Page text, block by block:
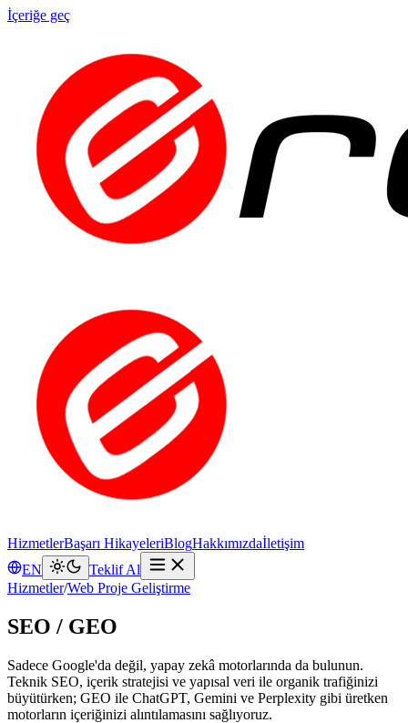
İçeriğe geç
HizmetlerBaşarı HikayeleriBlogHakkımızdaİletişim
EN
Teklif Al
Hizmetler/Web Proje Geliştirme
SEO / GEO
Sadece Google'da değil, yapay zekâ motorlarında da bulunun.
Teknik SEO, içerik stratejisi ve yapısal veri ile organik trafiğinizi
büyütürken; GEO ile ChatGPT, Gemini ve Perplexity gibi üretken
motorların içeriğinizi alıntılamasını sağlıyoruz.